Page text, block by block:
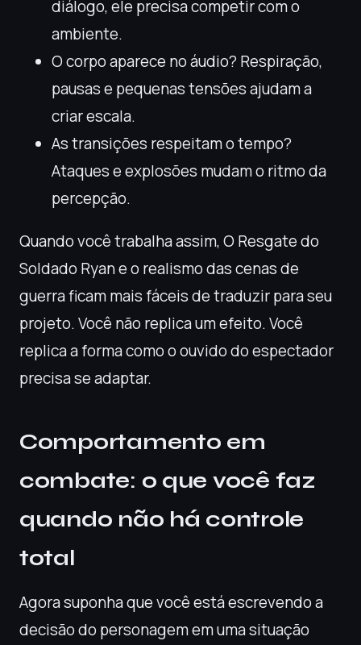
diálogo, ele precisa competir com o
ambiente.
O corpo aparece no áudio? Respiração,
pausas e pequenas tensões ajudam a
criar escala.
As transições respeitam o tempo?
Ataques e explosões mudam o ritmo da
percepção.
Quando você trabalha assim, O Resgate do
Soldado Ryan e o realismo das cenas de
guerra ficam mais fáceis de traduzir para seu
projeto. Você não replica um efeito. Você
replica a forma como o ouvido do espectador
precisa se adaptar.
Comportamento em
combate: o que você faz
quando não há controle
total
Agora suponha que você está escrevendo a
decisão do personagem em uma situação